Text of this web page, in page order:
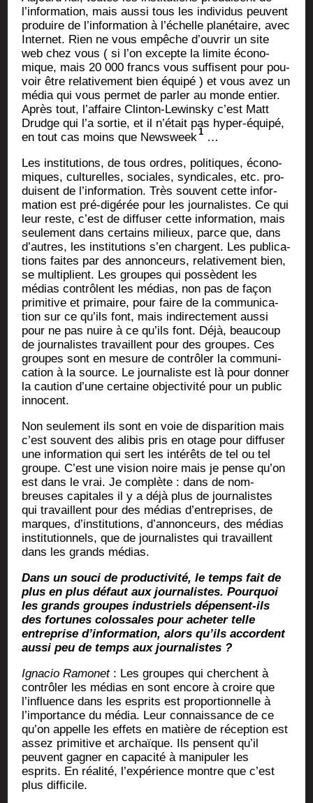
l’information, mais aus­si tous les indi­vi­dus peuvent
pro­duire de l’information à l’échelle pla­né­taire, avec
Inter­net. Rien ne vous empêche d’ouvrir un site
web chez vous ( si l’on excepte la limite éco­no­
mique, mais 20 000 francs vous suf­fisent pour pou­
voir être rela­ti­ve­ment bien équi­pé ) et vous avez un
média qui vous per­met de par­ler au monde entier.
Après tout, l’affaire Clin­ton-Lewins­ky c’est Matt
Drudge qui l’a sor­tie, et il n’était pas hyper-équi­pé,
en tout cas moins que News­week 1…
Les ins­ti­tu­tions, de tous ordres, poli­tiques, éco­no­
miques, cultu­relles, sociales, syn­di­cales, etc. pro­
duisent de l’information. Très sou­vent cette infor­
ma­tion est pré-digé­rée pour les jour­na­listes. Ce qui
leur reste, c’est de dif­fu­ser cette infor­ma­tion, mais
seule­ment dans cer­tains milieux, parce que, dans
d’autres, les ins­ti­tu­tions s’en chargent. Les publi­ca­
tions faites par des annon­ceurs, rela­ti­ve­ment bien,
se mul­ti­plient. Les groupes qui pos­sèdent les
médias contrôlent les médias, non pas de façon
pri­mi­tive et pri­maire, pour faire de la com­mu­ni­ca­
tion sur ce qu’ils font, mais indi­rec­te­ment aus­si
pour ne pas nuire à ce qu’ils font. Déjà, beau­coup
de jour­na­listes tra­vaillent pour des groupes. Ces
groupes sont en mesure de contrô­ler la com­mu­ni­
ca­tion à la source. Le jour­na­liste est là pour don­ner
la cau­tion d’une cer­taine objec­ti­vi­té pour un public
innocent.
Non seule­ment ils sont en voie de dis­pa­ri­tion mais
c’est sou­vent des ali­bis pris en otage pour dif­fu­ser
une infor­ma­tion qui sert les inté­rêts de tel ou tel
groupe. C’est une vision noire mais je pense qu’on
est dans le vrai. Je com­plète : dans de nom­
breuses capi­tales il y a déjà plus de jour­na­listes
qui tra­vaillent pour des médias d’entreprises, de
marques, d’institutions, d’annonceurs, des médias
ins­ti­tu­tion­nels, que de jour­na­listes qui tra­vaillent
dans les grands médias.
Dans un sou­ci de pro­duc­ti­vi­té, le temps fait de
plus en plus défaut aux jour­na­listes. Pour­quoi
les grands groupes indus­triels dépensent-ils
des for­tunes colos­sales pour ache­ter telle
entre­prise d’information, alors qu’ils accordent
aus­si peu de temps aux journalistes ?
Igna­cio Ramo­net: Les groupes qui cherchent à
contrô­ler les médias en sont encore à croire que
l’influence dans les esprits est pro­por­tion­nelle à
l’importance du média. Leur connais­sance de ce
qu’on appelle les effets en matière de récep­tion est
assez pri­mi­tive et archaïque. Ils pensent qu’il
peuvent gagner en capa­ci­té à mani­pu­ler les
esprits. En réa­li­té, l’expérience montre que c’est
plus difficile.